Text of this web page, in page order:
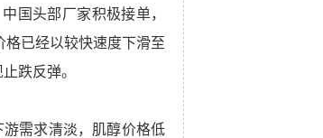
国头部厂家积极接单，
已经以较快速度下滑至
跌反弹。
需求清淡，肌醇价格低